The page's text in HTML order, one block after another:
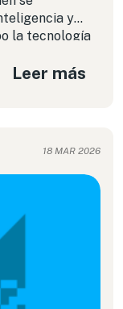
y
la tecnología
su renovada
los Estados.
límites de la
Leer más
18 MAR 2026